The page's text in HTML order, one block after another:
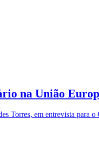
na União
Torres, em entrevista para